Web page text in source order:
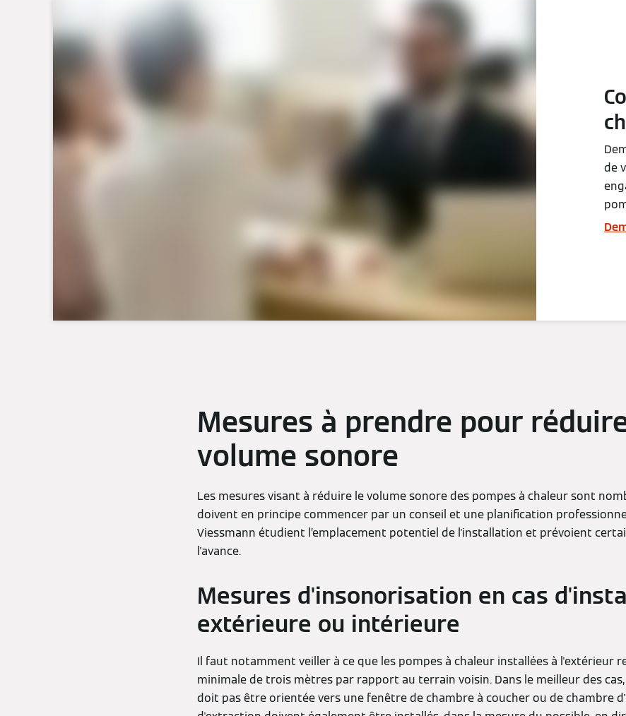
de
Mesures à prendre pour
volume sonore
Les mesures visant à réduire le volume sonore des pompes à chaleur sont
doivent en principe commencer par un conseil et une planification
Viessmann étudient l’emplacement potentiel de l'installation et prévoient
l'avance.
Mesures d'insonorisation en cas
extérieure ou intérieure
Il faut notamment veiller à ce que les pompes à chaleur installées à l'extérieur
minimale de trois mètres par rapport au terrain voisin. Dans le meilleur des
doit pas être orientée vers une fenêtre de chambre à coucher ou de chambre